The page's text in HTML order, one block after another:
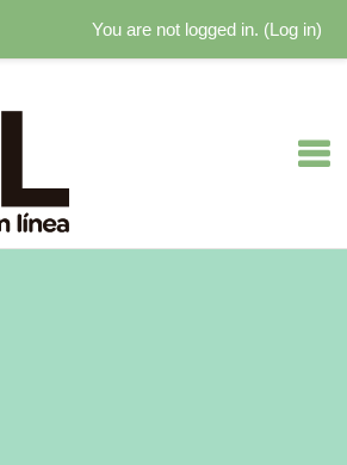
You are not logged in. (Log in)